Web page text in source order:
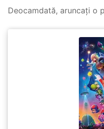
Deocamdată, aruncați o